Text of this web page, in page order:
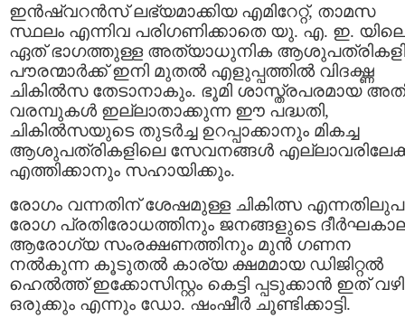
ഇൻഷ്വറൻസ് ലഭ്യമാക്കിയ എമിറേറ്റ്, താമസ
സ്ഥലം എന്നിവ പരിഗണിക്കാതെ യു. എ. ഇ.
ഏത് ഭാഗത്തുള്ള അത്യാധുനിക
പൗരന്മാർക്ക് ഇനി മുതൽ എളുപ്പത്തിൽ വിദഗ്ദ്ധ
ചികിൽസ തേടാനാകും. ഭൂമി ശാസ്ത്രപരമായ
വരമ്പുകൾ ഇല്ലാതാക്കുന്ന ഈ പദ്ധതി,
ചികിൽസയുടെ തുടർച്ച ഉറപ്പാക്കാനും മികച്ച
ആശുപത്രികളിലെ സേവനങ്ങൾ
എത്തിക്കാനും സഹായിക്കും.
രോഗം വന്നതിന് ശേഷമുള്ള ചികിത്സ
രോഗ പ്രതിരോധത്തിനും ജനങ്ങളുടെ
ആരോഗ്യ സംരക്ഷണത്തിനും മുൻ ഗണന
നൽകുന്ന കൂടുതൽ കാര്യ ക്ഷമമായ ഡിജിറ്റൽ
ഹെൽത്ത് ഇക്കോസിസ്റ്റം കെട്ടി പ്പടുക്കാൻ ഇത് വഴി
ഒരുക്കും എന്നും ഡോ. ഷംഷീർ ചൂണ്ടിക്കാട്ടി.